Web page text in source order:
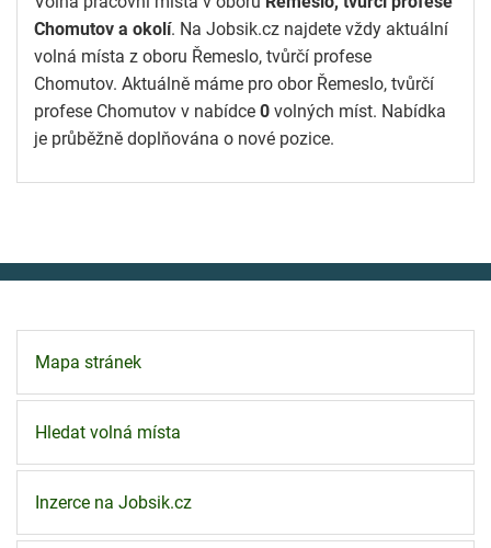
Chomutov a okolí. Na Jobsik.cz najdete vždy aktuální
volná místa z oboru Řemeslo, tvůrčí profese
Chomutov. Aktuálně máme pro obor Řemeslo, tvůrčí
profese Chomutov v nabídce 0 volných míst. Nabídka
je průběžně doplňována o nové pozice.
Mapa stránek
Hledat volná místa
Inzerce na Jobsik.cz